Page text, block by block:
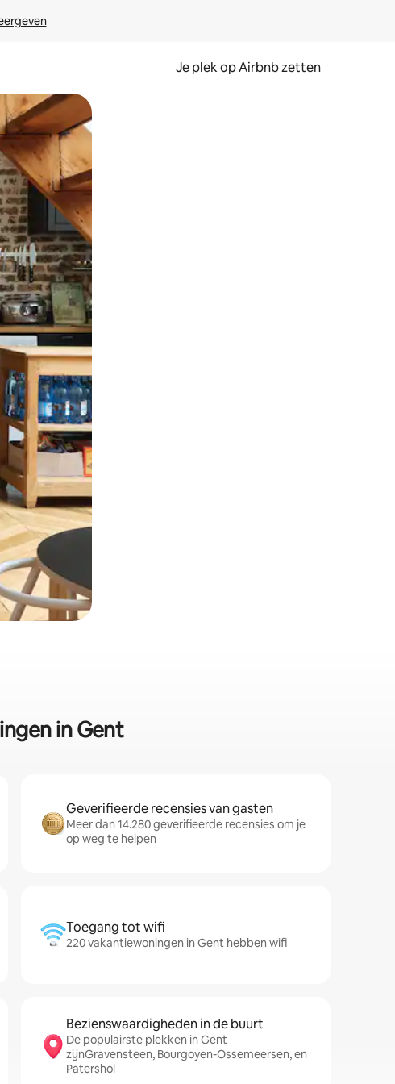
Je plek op Airbnb zetten
tikken of swipen.
in Gent
Geverifieerde recensies van gasten
Meer dan 14.280 geverifieerde recensies om je
op weg te helpen
Toegang tot wifi
220 vakantiewoningen in Gent hebben wifi
Bezienswaardigheden in de buurt
De populairste plekken in Gent
zijnGravensteen, Bourgoyen-Ossemeersen, en
Patershol